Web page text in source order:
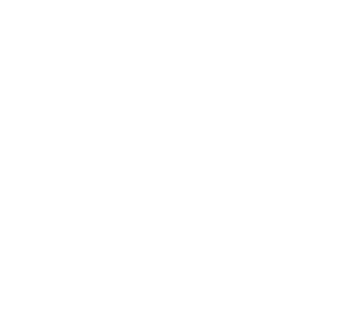
Wer nicht in der Nähe eines
werden können. Wie in der
Die Teilnehmerinnen und Teilnehmer
Messungen von kosmischen Myonen durch
Die gemeinsame Arbeit zeigt, wie
Ländergrenzen, sprachliche Barrieren und
neues Wissen geschaffen werden kann.
besonders, dass mit dem Webportal
Schwerdt, wissenschaftliche Koordinatorin